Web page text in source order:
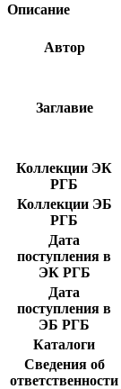
Описание
Автор
Заглавие
Коллекции ЭК
РГБ
Коллекции ЭБ
РГБ
Дата
поступления в
ЭК РГБ
Дата
поступления в
ЭБ РГБ
Каталоги
Сведения об
ответственности